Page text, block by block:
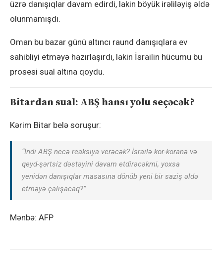
üzrə danışıqlar davam edirdi, lakin böyük irəliləyiş əldə
olunmamışdı.
Oman bu bazar günü altıncı raund danışıqlara ev
sahibliyi etməyə hazırlaşırdı, lakin İsrailin hücumu bu
prosesi sual altına qoydu.
Bitardan sual: ABŞ hansı yolu seçəcək?
Kərim Bitar belə soruşur:
“İndi ABŞ necə reaksiya verəcək? İsrailə kor-koranə və
qeyd-şərtsiz dəstəyini davam etdirəcəkmi, yoxsa
yenidən danışıqlar masasına dönüb yeni bir saziş əldə
etməyə çalışacaq?”
Mənbə: AFP